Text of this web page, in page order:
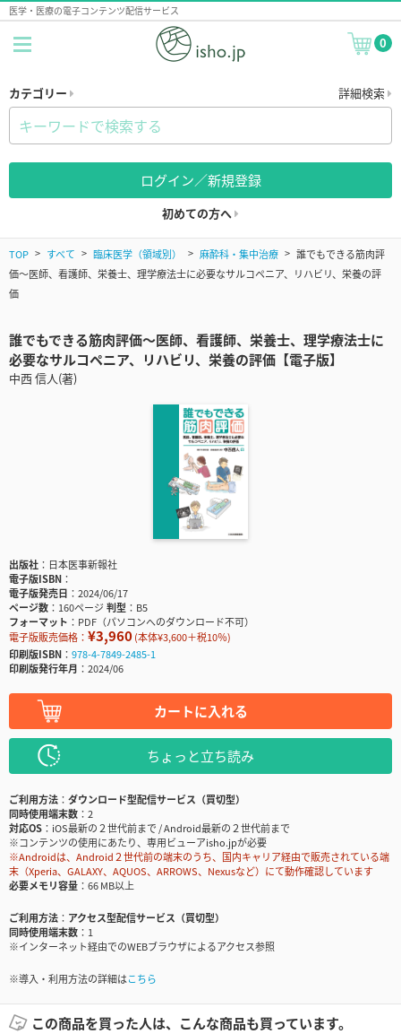
医学・医療の電子コンテンツ配信サービス
0
カテゴリー 詳細検索
ログイン／新規登録
初めての方へ
TOP すべて 臨床医学（領域別） 麻酔科・集中治療
誰でもできる筋肉評
価～医師、看護師、栄養士、理学療法士に必要なサルコペニア、リハビリ、栄養の評
価
誰でもできる筋肉評価～医師、看護師、栄養士、理学療法士に
必要なサルコペニア、リハビリ、栄養の評価【電子版】
中西 信人(著)
出版社
日本医事新報社
電子版ISBN
電子版発売日
2024/06/17
ページ数
160ページ判型
B5
フォーマット
PDF（パソコンへのダウンロード不可）
電子版販売価格： ¥3,960(本体¥3,600＋税10％)
印刷版ISBN
978-4-7849-2485-1
印刷版発行年月
2024/06
カートに入れる
ちょっと立ち読み
ご利用方法
ダウンロード型配信サービス（買切型）
同時使用端末数
2
対応OS
iOS最新の２世代前まで / Android最新の２世代前まで
※コンテンツの使用にあたり、専用ビューアisho.jpが必要
※Androidは、Android２世代前の端末のうち、国内キャリア経由で販売されている端
末（Xperia、GALAXY、AQUOS、ARROWS、Nexusなど）にて動作確認しています
必要メモリ容量
66 MB以上
ご利用方法
アクセス型配信サービス（買切型）
同時使用端末数
1
※インターネット経由でのWEBブラウザによるアクセス参照
※導入・利用方法の詳細はこちら
この商品を買った人は、こんな商品も買っています。